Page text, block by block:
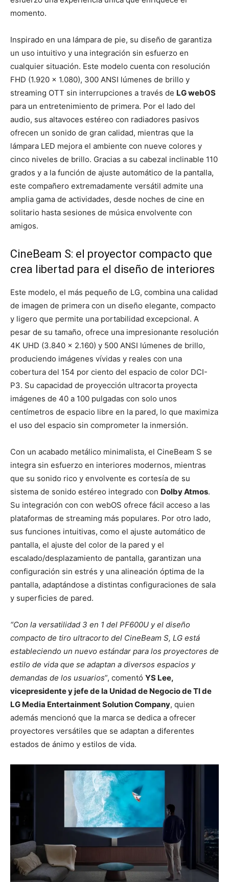
momento.
Inspirado en una lámpara de pie, su diseño de garantiza
un uso intuitivo y una integración sin esfuerzo en
cualquier situación. Este modelo cuenta con resolución
FHD (1.920 x 1.080), 300 ANSI lúmenes de brillo y
streaming OTT sin interrupciones a través de LG webOS
para un entretenimiento de primera. Por el lado del
audio, sus altavoces estéreo con radiadores pasivos
ofrecen un sonido de gran calidad, mientras que la
lámpara LED mejora el ambiente con nueve colores y
cinco niveles de brillo. Gracias a su cabezal inclinable 110
grados y a la función de ajuste automático de la pantalla,
este compañero extremadamente versátil admite una
amplia gama de actividades, desde noches de cine en
solitario hasta sesiones de música envolvente con
amigos.
CineBeam S: el proyector compacto que
crea libertad para el diseño de interiores
Este modelo, el más pequeño de LG, combina una calidad
de imagen de primera con un diseño elegante, compacto
y ligero que permite una portabilidad excepcional. A
pesar de su tamaño, ofrece una impresionante resolución
4K UHD (3.840 x 2.160) y 500 ANSI lúmenes de brillo,
produciendo imágenes vívidas y reales con una
cobertura del 154 por ciento del espacio de color DCI-
P3. Su capacidad de proyección ultracorta proyecta
imágenes de 40 a 100 pulgadas con solo unos
centímetros de espacio libre en la pared, lo que maximiza
el uso del espacio sin comprometer la inmersión.
Con un acabado metálico minimalista, el CineBeam S se
integra sin esfuerzo en interiores modernos, mientras
que su sonido rico y envolvente es cortesía de su
sistema de sonido estéreo integrado con Dolby Atmos.
Su integración con con webOS ofrece fácil acceso a las
plataformas de streaming más populares. Por otro lado,
sus funciones intuitivas, como el ajuste automático de
pantalla, el ajuste del color de la pared y el
escalado/desplazamiento de pantalla, garantizan una
configuración sin estrés y una alineación óptima de la
pantalla, adaptándose a distintas configuraciones de sala
y superficies de pared.
“Con la versatilidad 3 en 1 del PF600U y el diseño
compacto de tiro ultracorto del CineBeam S, LG está
estableciendo un nuevo estándar para los proyectores de
estilo de vida que se adaptan a diversos espacios y
demandas de los usuarios”, comentó YS Lee,
vicepresidente y jefe de la Unidad de Negocio de TI de
LG Media Entertainment Solution Company, quien
además mencionó que la marca se dedica a ofrecer
proyectores versátiles que se adaptan a diferentes
estados de ánimo y estilos de vida.